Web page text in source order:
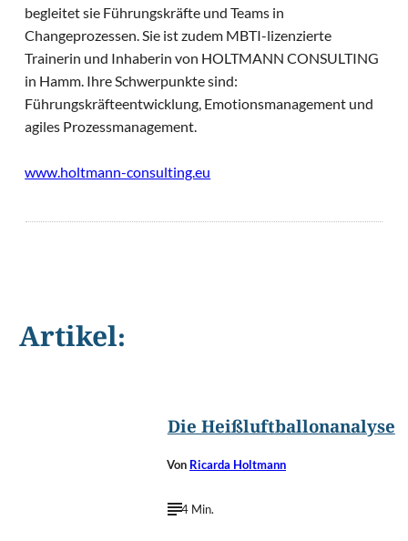
begleitet sie Führungskräfte und Teams in
Changeprozessen. Sie ist zudem MBTI-lizenzierte
Trainerin und Inhaberin von HOLTMANN CONSULTING
in Hamm. Ihre Schwerpunkte sind:
Führungskräfteentwicklung, Emotionsmanagement und
agiles Prozessmanagement.
www.holtmann-consulting.eu
Artikel:
Die Heißluftballonanalyse
Von Ricarda Holtmann
4 Min.